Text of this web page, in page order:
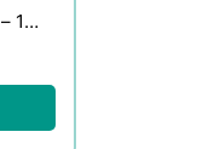
1